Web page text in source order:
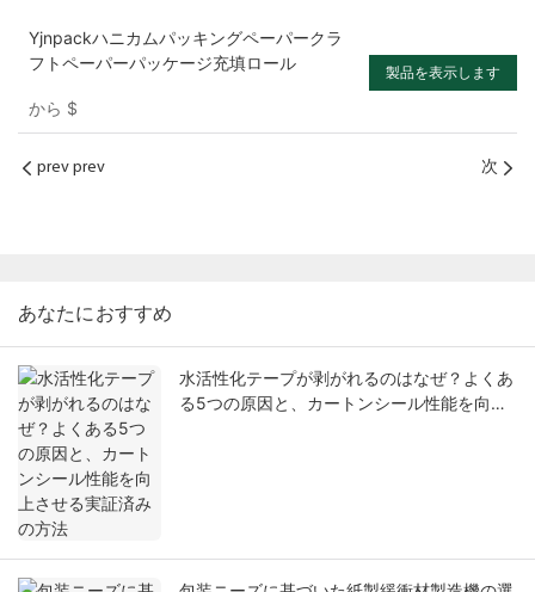
Yjnpackハニカムパッキングペーパークラ
フトペーパーパッケージ充填ロール
から $
製品を表示します
prev prev 次
あなたにおすすめ
水活性化テープが剥がれるのはなぜ？よくあ
る5つの原因と、カートンシール性能を向上